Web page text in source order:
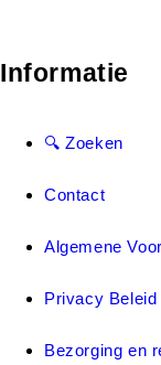
Informatie
🔍 Zoeken
Contact
Algemene
Privacy Beleid
Bezorging en